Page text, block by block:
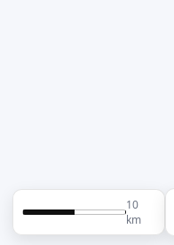
10
km